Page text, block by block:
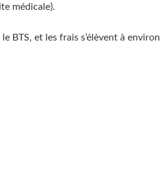
médicale).
BTS, et les frais s’élèvent à environ